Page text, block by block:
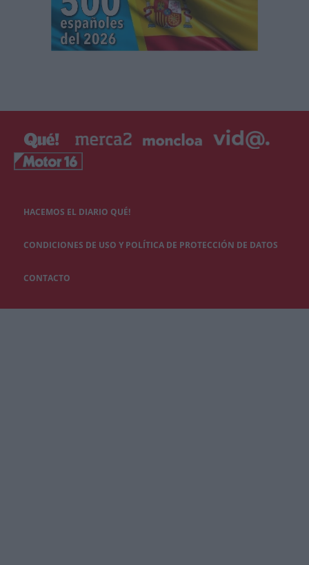
HACEMOS EL DIARIO QUÉ!
CONDICIONES DE USO Y POLÍTICA DE PROTECCIÓN DE DATOS
CONTACTO